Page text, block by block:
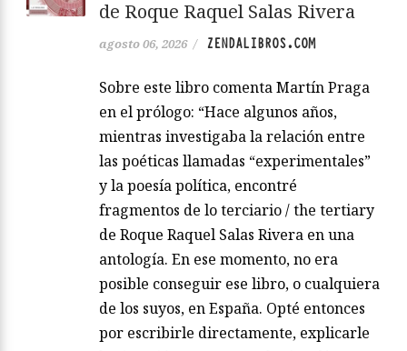
de Roque Raquel Salas Rivera
agosto 06, 2026 / ZENDALIBROS.COM
Sobre este libro comenta Martín Praga
en el prólogo: “Hace algunos años,
mientras investigaba la relación entre
las poéticas llamadas “experimentales”
y la poesía política, encontré
fragmentos de lo terciario / the tertiary
de Roque Raquel Salas Rivera en una
antología. En ese momento, no era
posible conseguir ese libro, o cualquiera
de los suyos, en España. Opté entonces
por escribirle directamente, explicarle